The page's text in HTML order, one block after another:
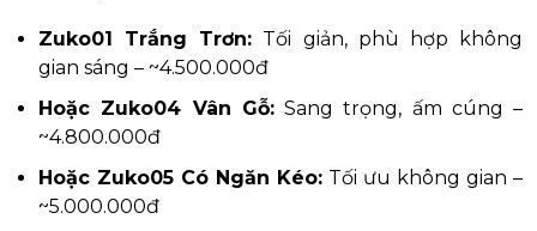
Zuko01 Trắng Trơn: Tối giản, phù hợp không
gian sáng – ~4.500.000đ
Hoặc Zuko04 Vân Gỗ:Sang trọng, ấm cúng –
~4.800.000đ
Hoặc Zuko05 Có Ngăn Kéo: Tối ưu không gian –
~5.000.000đ